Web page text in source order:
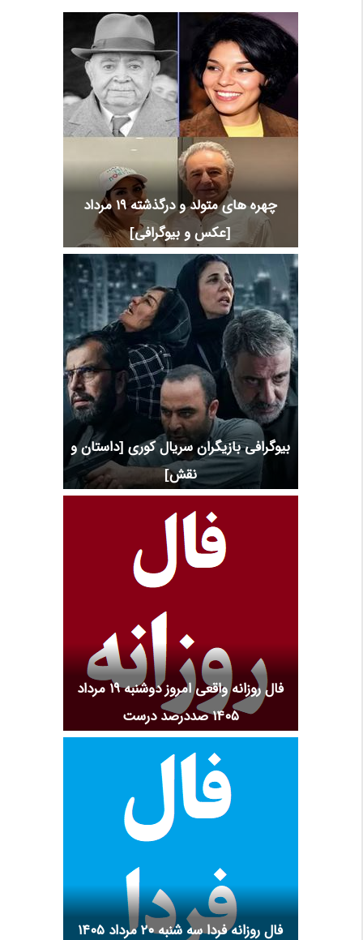
چهره های متولد و درگذشته 19 مرداد
[عکس و بیوگرافی]
بیوگرافی بازیگران سریال کوری [داستان و
نقش]
فال روزانه واقعی امروز دوشنبه ۱۹ مرداد
۱۴۰۵ صددرصد درست
فال روزانه فردا سه شنبه ۲۰ مرداد ۱۴۰۵